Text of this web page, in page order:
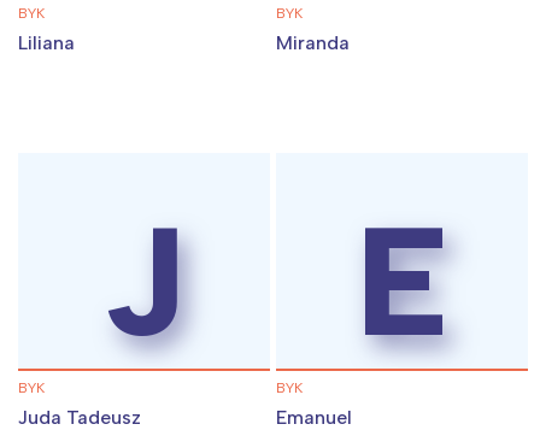
BYK
Liliana
BYK
Miranda
J
BYK
Juda Tadeusz
E
BYK
Emanuel